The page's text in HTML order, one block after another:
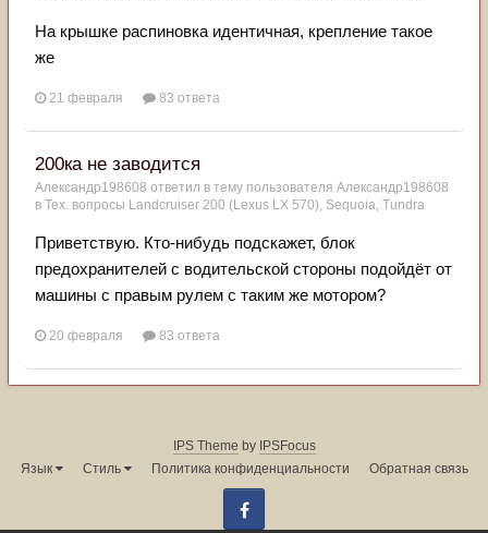
На крышке распиновка идентичная, крепление такое
же
21 февраля 83 ответа
200ка не заводится
Александр198608 ответил в тему пользователя Александр198608
в Тех. вопросы Landcruiser 200 (Lexus LX 570), Sequoia, Tundra
Приветствую. Кто-нибудь подскажет, блок
предохранителей с водительской стороны подойдёт от
машины с правым рулем с таким же мотором?
20 февраля 83 ответа
IPS Theme by IPSFocus
Язык
Стиль Политика конфиденциальности Обратная связь